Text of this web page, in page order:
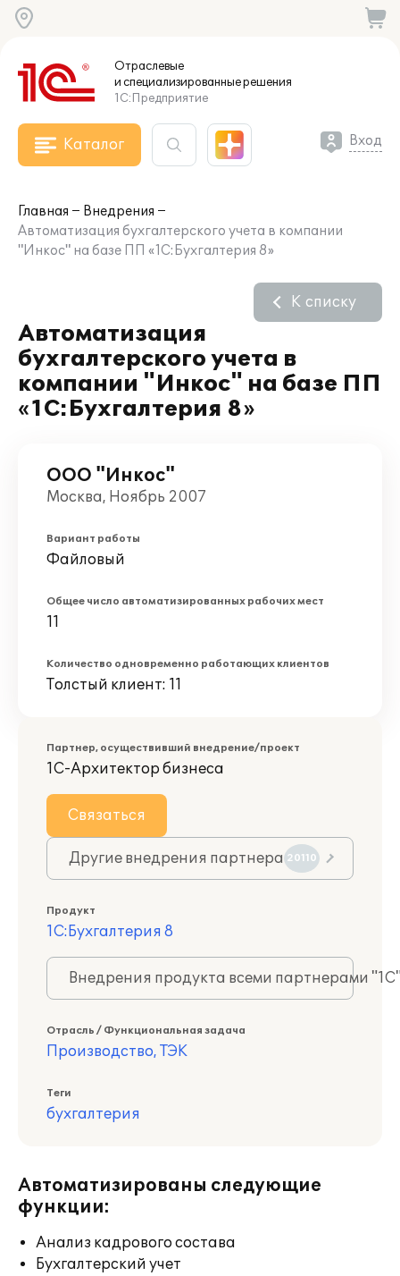
Отраслевые
и специализированныерешения
1С:Предприятие
Каталог Вход
Главная
Внедрения
Автоматизация бухгалтерского учета в компании
"Инкос" на базе ПП «1С:Бухгалтерия 8»
Автоматизация
бухгалтерского учета в
компании "Инкос" на базе ПП
«1С:Бухгалтерия 8»
К списку
ООО "Инкос"
Москва, Ноябрь 2007
Вариант работы
Файловый
Общее число автоматизированных рабочих мест
11
Количество одновременно работающих клиентов
Толстый клиент: 11
Партнер, осуществивший внедрение/проект
1С-Архитектор бизнеса
Связаться
Другие внедрения партнера 20110
Продукт
1С:Бухгалтерия 8
Внедрения продукта всеми партнерами
Отрасль / Функциональная задача
Производство, ТЭК
Теги
бухгалтерия
Автоматизированы следующие
функции:
Анализ кадрового состава
Бухгалтерский учет